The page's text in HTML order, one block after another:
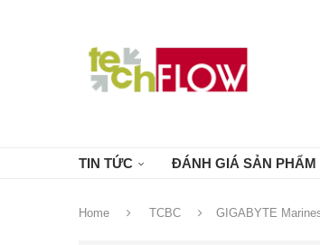
TIN TỨC ĐÁNH GIÁ SẢN PHẨM
Home TCBC GIGABYTE